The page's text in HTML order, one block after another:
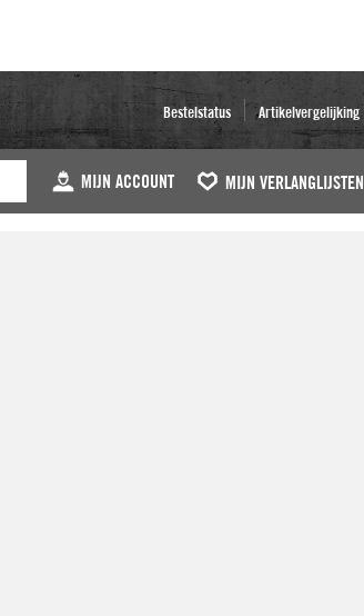
Bestelstatus Artikelvergelijking
MIJN ACCOUNT MIJN VERLANGLIJSTEN